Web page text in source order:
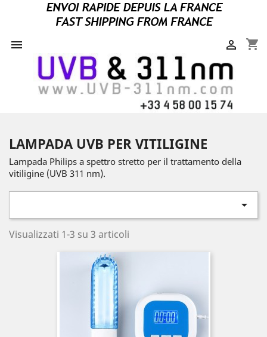
 shopping_cart

LAMPADA UVB PER VITILIGINE
Lampada Philips a spettro stretto per il trattamento della
vitiligine (UVB 311 nm).

Visualizzati 1-3 su 3 articoli